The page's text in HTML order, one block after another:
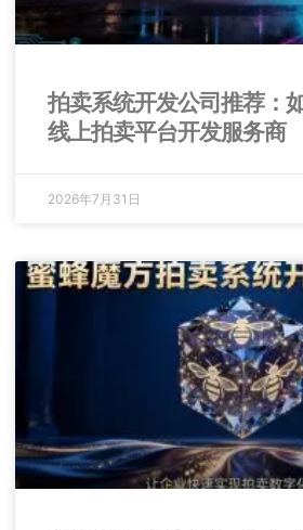
拍卖系统开发公司推荐：
线上拍卖平台开发服务商
2026年7月31日